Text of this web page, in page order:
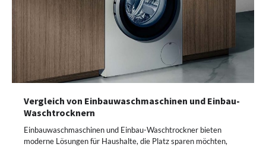
Vergleich von Einbauwaschmaschinen und Einbau-
Waschtrocknern
Einbauwaschmaschinen und Einbau-Waschtrockner bieten
moderne Lösungen für Haushalte, die Platz sparen möchten,